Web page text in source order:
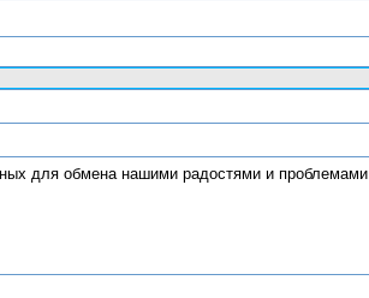
для обмена нашими радостями и проблемами